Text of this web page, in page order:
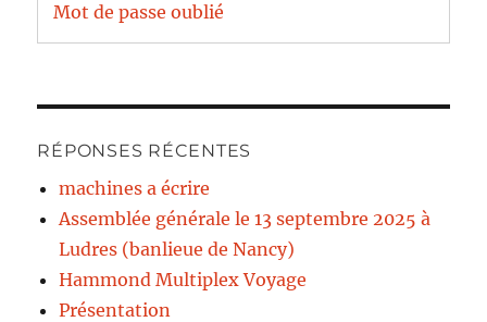
Mot de passe oublié
RÉPONSES RÉCENTES
machines a écrire
Assemblée générale le 13 septembre 2025 à
Ludres (banlieue de Nancy)
Hammond Multiplex Voyage
Présentation